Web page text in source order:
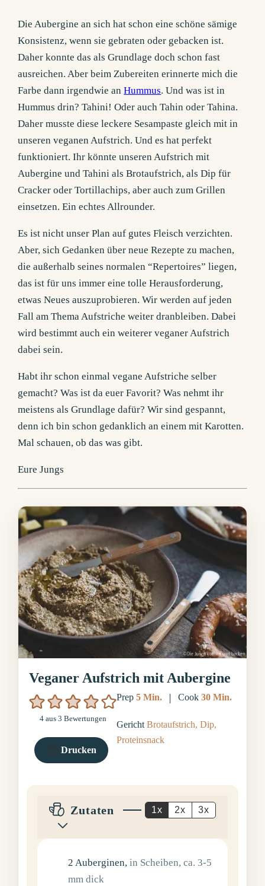
Die Aubergine an sich hat schon eine schöne sämige
Konsistenz, wenn sie gebraten oder gebacken ist.
Daher konnte das als Grundlage doch schon fast
ausreichen. Aber beim Zubereiten erinnerte mich die
Farbe dann irgendwie anHummus. Und was ist in
Hummus drin? Tahini! Oder auch Tahin oder Tahina.
Daher musste diese leckere Sesampaste gleich mit in
unseren veganen Aufstrich. Und es hat perfekt
funktioniert. Ihr könnte unseren Aufstrich mit
Aubergine und Tahini als Brotaufstrich, als Dip für
Cracker oder Tortillachips, aber auch zum Grillen
einsetzen. Ein echtes Allrounder.
Es ist nicht unser Plan auf gutes Fleisch verzichten.
Aber, sich Gedanken über neue Rezepte zu machen,
die außerhalb seines normalen “Repertoires” liegen,
das ist für uns immer eine tolle Herausforderung,
etwas Neues auszuprobieren. Wir werden auf jeden
Fall am Thema Aufstriche weiter dranbleiben. Dabei
wird bestimmt auch ein weiterer veganer Aufstrich
dabei sein.
Habt ihr schon einmal vegane Aufstriche selber
gemacht? Was ist da euer Favorit? Was nehmt ihr
meistens als Grundlage dafür? Wir sind gespannt,
denn ich bin schon gedanklich an einem mit Karotten.
Mal schauen, ob das was gibt.
Eure Jungs
Veganer Aufstrich mit Aubergine
4aus 3 Bewertungen
Drucken
Prep5Minuten
Min. Cook 30Minuten
Min.
GerichtBrotaufstrich, Dip,
Proteinsnack
Zutaten 1x 2x 3x
2 Auberginen,in Scheiben, ca. 3-5
mm dick